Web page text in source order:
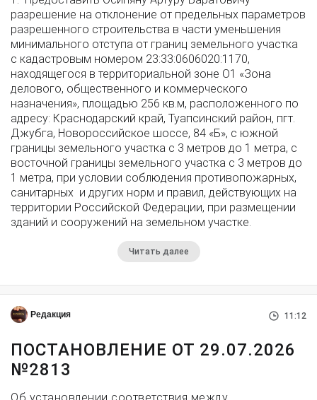
разрешение на отклонение от предельных параметров
разрешенного строительства в части уменьшения
минимального отступа от границ земельного участка
с кадастровым номером 23:33:0606020:1170,
находящегося в территориальной зоне О1 «Зона
делового, общественного и коммерческого
назначения», площадью 256 кв.м, расположенного по
адресу: Краснодарский край, Туапсинский район, пгт.
Джубга, Новороссийское шоссе, 84 «Б», с южной
границы земельного участка с 3 метров до 1 метра, с
восточной границы земельного участка с 3 метров до
1 метра, при условии соблюдения противопожарных,
санитарных и других норм и правил, действующих на
территории Российской Федерации, при размещении
зданий и сооружений на земельном участке.
Читать далее
Редакция 11:12
ПОСТАНОВЛЕНИЕ ОТ 29.07.2026
№2813